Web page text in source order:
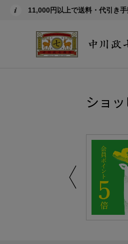
11,000円以上で送料・代引き
ショ